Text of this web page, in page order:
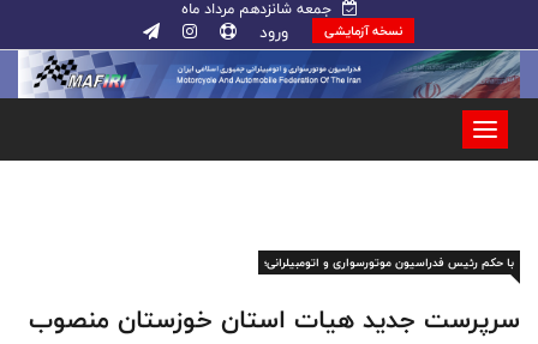
جمعه شانزدهم مرداد ماه
نسخه آزمایشی ورود
با حکم رئیس فدراسیون موتورسواری و اتومبیلرانی؛
سرپرست جدید هیات استان خوزستان منصوب